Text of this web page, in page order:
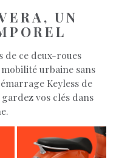
UN
de ce deux-roues
urbaine sans
Keyless de
vos clés dans